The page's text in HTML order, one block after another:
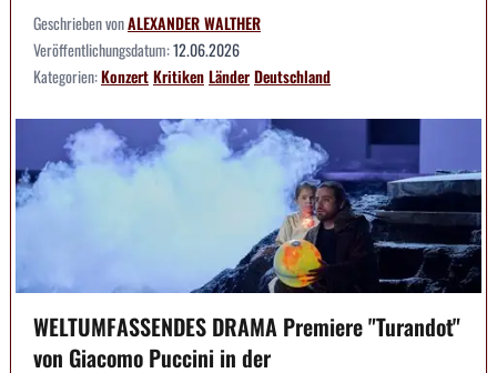
Geschrieben vonALEXANDER WALTHER
Veröffentlichungsdatum:12.06.2026
Kategorien:KonzertKritikenLänderDeutschland
WELTUMFASSENDES DRAMA Premiere "Turandot"
von Giacomo Puccini in der